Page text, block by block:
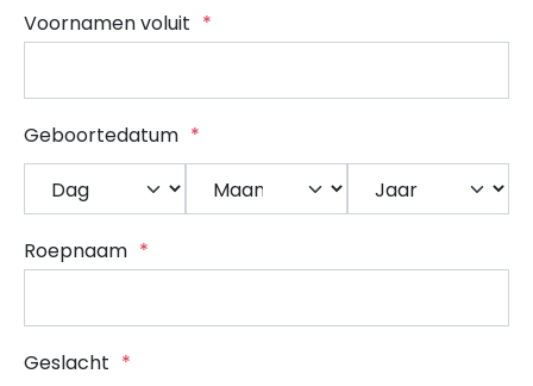
Voornamen voluit *
Geboortedatum *
Dag
Maand Jaar
Roepnaam *
Geslacht *